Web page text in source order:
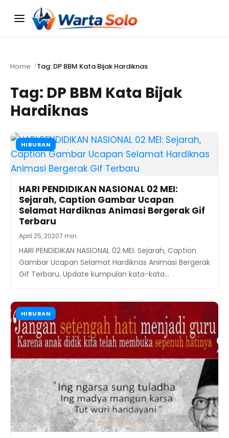
Menu
Home Tag: DP BBM Kata Bijak Hardiknas
Tag: DP BBM Kata Bijak
Hardiknas
HIBURAN
HARI PENDIDIKAN NASIONAL 02 MEI:
Sejarah, Caption Gambar Ucapan
Selamat Hardiknas Animasi Bergerak Gif
Terbaru
April 25, 20207 min
HARI PENDIDIKAN NASIONAL 02 MEI: Sejarah, Caption
Gambar Ucapan Selamat Hardiknas Animasi Bergerak
Gif Terbaru. Update kumpulan kata-kata…
HIBURAN